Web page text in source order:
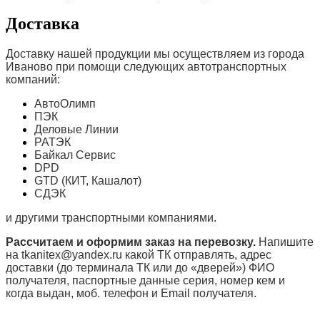
Доставка
Доставку нашей продукции мы осуществляем из города
Иваново при помощи следующих автотранспортных
компаний:
АвтоОлимп
ПЭК
Деловые Линии
РАТЭК
Байкал Сервис
DPD
GTD (КИТ, Кашалот)
СДЭК
и другими транспортными компаниями.
Рассчитаем и оформим заказ на перевозку. Напишите
на tkanitex@yandex.ru какой ТК отправлять, адрес
доставки (до терминала ТК или до «дверей») ФИО
получателя, паспортные данные серия, номер кем и
когда выдан, моб. телефон и Email получателя.